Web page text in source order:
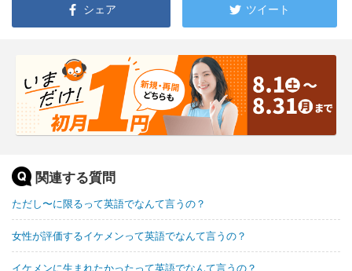
シェア ツイート
関連する質問
ただし〜に限るって英語でなんて言うの？
女性が評価するイケメンって英語でなんて言うの？
イケメンに生まれたかったって英語でなんて言うの？